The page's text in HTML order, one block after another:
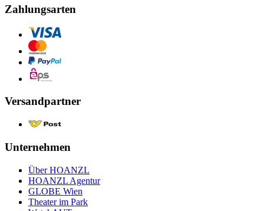
Zahlungsarten
Versandpartner
Unternehmen
Über HOANZL
HOANZL Agentur
GLOBE Wien
Theater im Park